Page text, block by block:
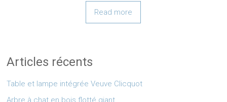
Read more
Articles récents
Table et lampe intégrée Veuve Clicquot
Arbre à chat en bois flotté giant